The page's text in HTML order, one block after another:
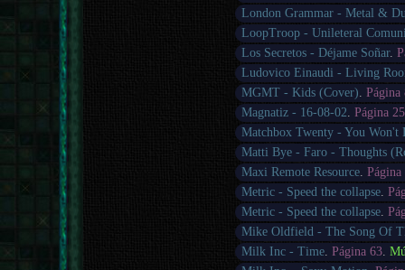
London Grammar - Metal &
LoopTroop - Unileteral
Los Secretos - Déjame Soñar.
Ludovico Einaudi - Living
MGMT - Kids (Cover).Página
Magnatiz - 16-08-02.Página 25
Matchbox Twenty - You Won't
Matti Bye - Faro - Thoughts
Maxi Remote Resource.Página
Metric - Speed the collapse.
Metric - Speed the collapse.
Mike Oldfield - The Song Of
Milk Inc - Time.Página 63.